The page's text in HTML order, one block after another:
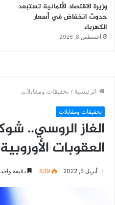
وزيرة الاقتصاد الألمانية تستبعد
حدوث انخفاض في أسعار
الكهرباء
أغسطس 8, 2026